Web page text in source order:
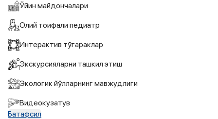
Ўйин майдончалари
Олий тоифали педиатр
Интерактив тўгараклар
Экскурсияларни ташкил этиш
Экологик йўлларнинг мавжудлиги
Видеокузатув
Батафсил